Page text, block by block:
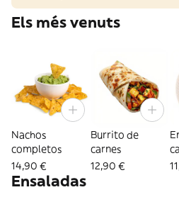
Els més venuts
Nachos
completos
14,90 €
Burrito de
carnes
12,90 €
Ensaladas